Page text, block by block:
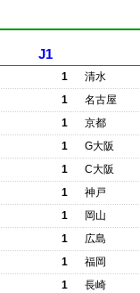
J1
1
清水
1
名古屋
1
京都
1
G大阪
1
C大阪
1
神戸
1
岡山
1
広島
1
福岡
1 長崎